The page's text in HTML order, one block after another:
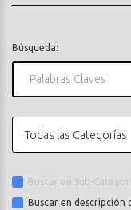
Búsqueda:
Todas las Categorías
Buscar en Sub-
Buscar en descripción